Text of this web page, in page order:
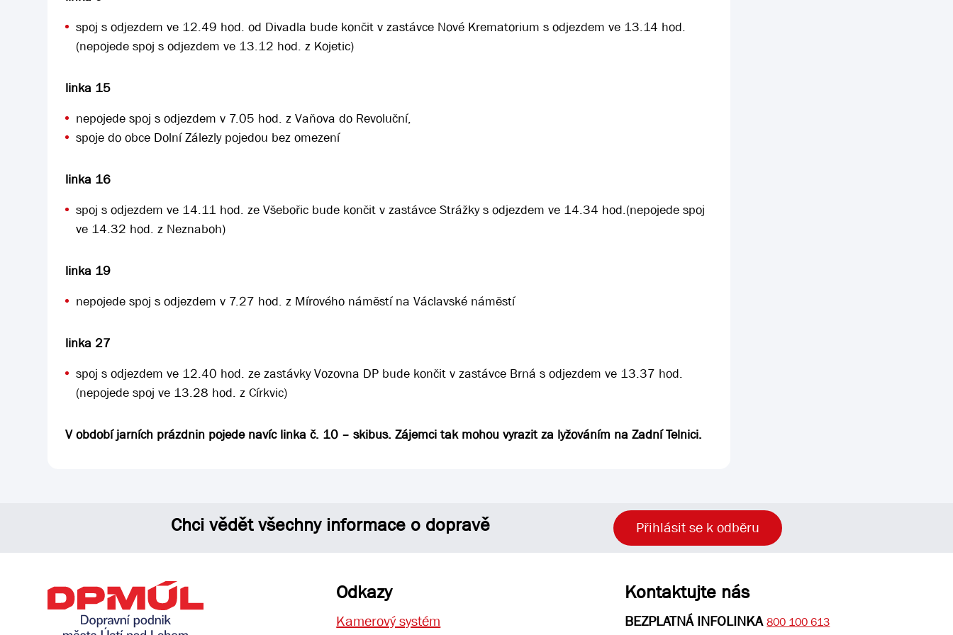
spoj s odjezdem ve 12.49 hod. od Divadla bude končit v zastávce Nové Krematorium s odjezdem ve 13.14 hod.
(nepojede spoj s odjezdem ve 13.12 hod. z Kojetic)
linka 15
nepojede spoj s odjezdem v 7.05 hod. z Vaňova do Revoluční,
spoje do obce Dolní Zálezly pojedou bez omezení
linka 16
spoj s odjezdem ve 14.11 hod. ze Všebořic bude končit v zastávce Strážky s odjezdem ve 14.34 hod.(nepojede spoj
ve 14.32 hod. z Neznaboh)
linka 19
nepojede spoj s odjezdem v 7.27 hod. z Mírového náměstí na Václavské náměstí
linka 27
spoj s odjezdem ve 12.40 hod. ze zastávky Vozovna DP bude končit v zastávce Brná s odjezdem ve 13.37 hod.
(nepojede spoj ve 13.28 hod. z Církvic)
V období jarních prázdnin pojede navíc linka č. 10 – skibus. Zájemci tak mohou vyrazit za lyžováním na Zadní Telnici.
Chci vědět všechny informace o dopravě Přihlásit se k odběru
Odkazy
Kamerový systém
Kontaktujte nás
BEZPLATNÁ INFOLINKA 800 100 613